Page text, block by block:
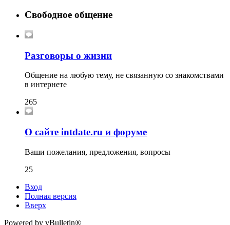
Свободное общение
Разговоры о жизни
Общение на любую тему, не связанную со знакомствами
в интернете
265
О сайте intdate.ru и форуме
Ваши пожелания, предложения, вопросы
25
Вход
Полная версия
Вверх
Powered by vBulletin®